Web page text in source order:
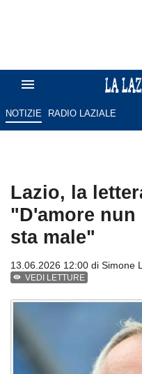
NOTIZIE RADIO LAZIALE
Lazio, la
"D'amore nun
sta male"
13.06.2026 12:00 di Simone
VEDI LETTURE